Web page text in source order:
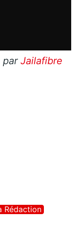
par Jailafibre
Rédaction